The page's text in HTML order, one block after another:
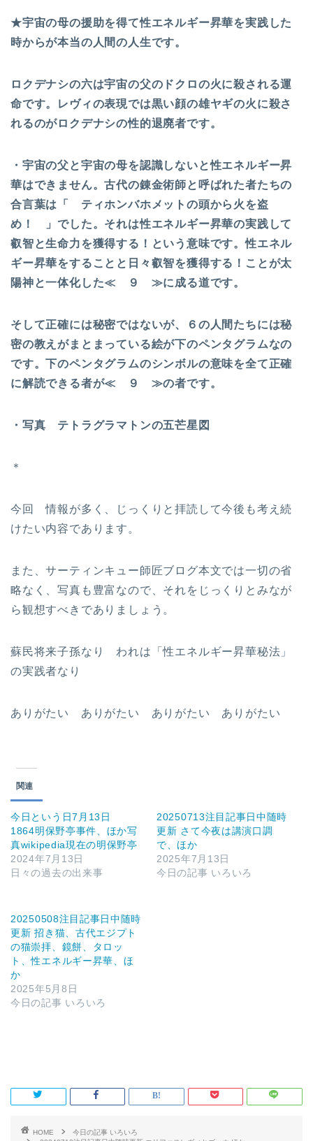
★宇宙の母の援助を得て性エネルギー昇華を実践した
時からが本当の人間の人生です。
ロクデナシの六は宇宙の父のドクロの火に殺される運
命です。レヴィの表現では黒い顔の雄ヤギの火に殺さ
れるのがロクデナシの性的退廃者です。
・宇宙の父と宇宙の母を認識しないと性エネルギー昇
華はできません。古代の錬金術師と呼ばれた者たちの
合言葉は「 ティホンバホメットの頭から火を盗
め！ 」でした。それは性エネルギー昇華の実践して
叡智と生命力を獲得する！という意味です。性エネル
ギー昇華をすることと日々叡智を獲得する！ことが太
陽神と一体化した≪ ９ ≫に成る道です。
そして正確には秘密ではないが、６の人間たちには秘
密の教えがまとまっている絵が下のペンタグラムなの
です。下のペンタグラムのシンボルの意味を全て正確
に解読できる者が≪ ９ ≫の者です。
・写真 テトラグラマトンの五芒星図
＊
今回 情報が多く、じっくりと拝読して今後も考え続
けたい内容であります。
また、サーティンキュー師匠ブログ本文では一切の省
略なく、写真も豊富なので、それをじっくりとみなが
ら観想すべきでありましょう。
蘇民将来子孫なり われは「性エネルギー昇華秘法」
の実践者なり
ありがたい ありがたい ありがたい ありがたい
関連
今日という日7月13日
1864明保野亭事件、ほか写
真wikipedia現在の明保野亭
2024年7月13日
日々の過去の出来事
20250713注目記事日中随時
更新 さて今夜は講演口調
で、ほか
2025年7月13日
今日の記事 いろいろ
20250508注目記事日中随時
更新 招き猫、古代エジプト
の猫崇拝、鏡餅、タロッ
ト、性エネルギー昇華、ほ
か
2025年5月8日
今日の記事 いろいろ
HOME
今日の記事 いろいろ